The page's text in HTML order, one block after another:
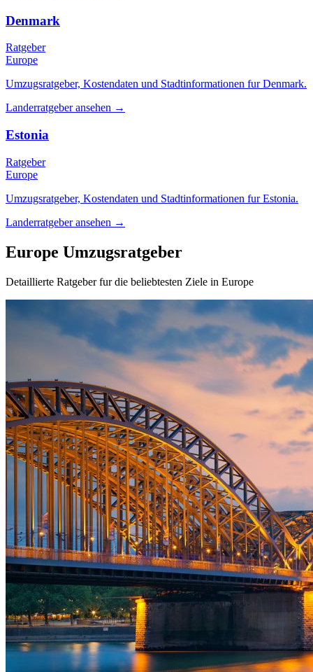
Denmark
Ratgeber
Europe
Umzugsratgeber, Kostendaten und Stadtinformationen fur Denmark.
Landerratgeber ansehen →
Estonia
Ratgeber
Europe
Umzugsratgeber, Kostendaten und Stadtinformationen fur Estonia.
Landerratgeber ansehen →
Europe Umzugsratgeber
Detaillierte Ratgeber fur die beliebtesten Ziele in Europe